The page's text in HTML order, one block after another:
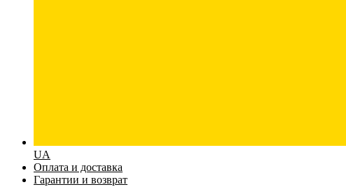
UA
Оплата и доставка
Гарантии и возврат